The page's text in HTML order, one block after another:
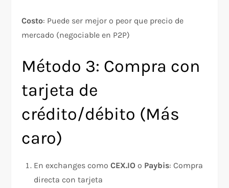
Costo: Puede ser mejor o peor que precio de
mercado (negociable en P2P)
Método 3: Compra con
tarjeta de
crédito/débito (Más
caro)
En exchanges comoCEX.IO o Paybis: Compra
directa con tarjeta